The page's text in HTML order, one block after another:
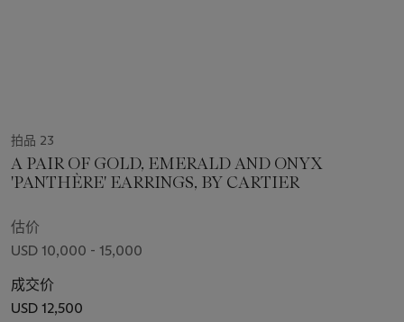
拍品 23
A PAIR OF GOLD, EMERALD AND ONYX
'PANTHÈRE' EARRINGS, BY CARTIER
估价
USD 10,000 - 15,000
成交价
USD 12,500